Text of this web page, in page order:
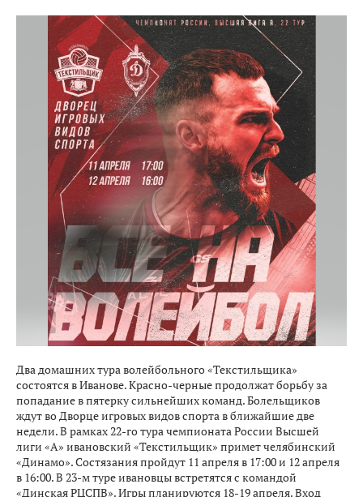
Два домашних тура волейбольного «Текстильщика»
состоятся в Иванове. Красно-черные продолжат борьбу за
попадание в пятерку сильнейших команд. Болельщиков
ждут во Дворце игровых видов спорта в ближайшие две
недели. В рамках 22-го тура чемпионата России Высшей
лиги «А» ивановский «Текстильщик» примет челябинский
«Динамо». Состязания пройдут 11 апреля в 17:00 и 12 апреля
в 16:00. В 23-м туре ивановцы встретятся с командой
«Динская РЦСПВ». Игры планируются 18-19 апреля. Вход